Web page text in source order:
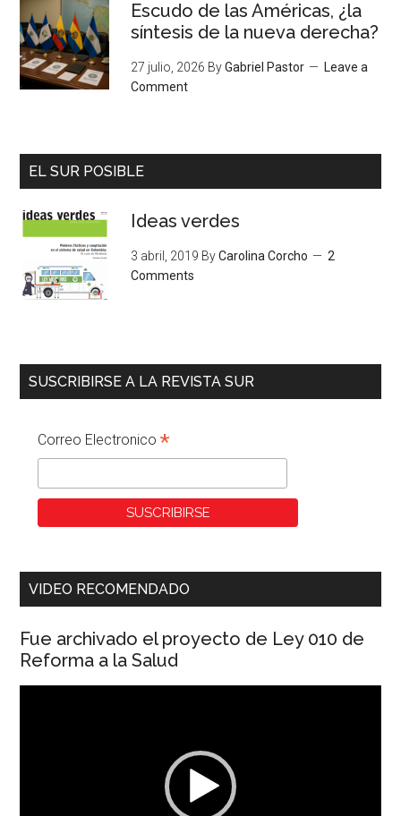
Escudo de las Américas, ¿la
síntesis de la nueva derecha?
27 julio, 2026 ByGabriel Pastor
Leave a
Comment
EL SUR POSIBLE
Ideas verdes
3 abril, 2019 ByCarolina Corcho
2
Comments
SUSCRIBIRSE A LA REVISTA SUR
Correo Electronico*
VIDEO RECOMENDADO
Fue archivado el proyecto de Ley 010 de
Reforma a la Salud